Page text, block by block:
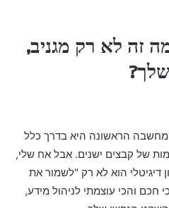
זה לא רק מגניב,
המחשבה הראשונה היא בדרך כלל
של קבצים ישנים. אבל אח שלי,
דיגיטלי הוא לא רק "לשמור את
והכי עוצמתי לניהול מידע,